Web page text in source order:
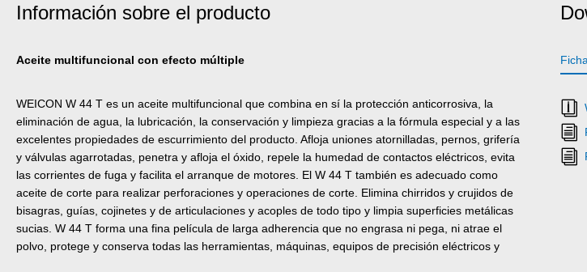
Información sobre el producto
Aceite multifuncional con efecto múltiple
WEICON W 44 T es un aceite multifuncional que combina en sí la protección anticorrosiva, la
eliminación de agua, la lubricación, la conservación y limpieza gracias a la fórmula especial y a las
excelentes propiedades de escurrimiento del producto. Afloja uniones atornilladas, pernos, grifería
y válvulas agarrotadas, penetra y afloja el óxido, repele la humedad de contactos eléctricos, evita
las corrientes de fuga y facilita el arranque de motores. El W 44 T también es adecuado como
aceite de corte para realizar perforaciones y operaciones de corte. Elimina chirridos y crujidos de
bisagras, guías, cojinetes y de articulaciones y acoples de todo tipo y limpia superficies metálicas
sucias. W 44 T forma una fina película de larga adherencia que no engrasa ni pega, ni atrae el
polvo, protege y conserva todas las herramientas, máquinas, equipos de precisión eléctricos y